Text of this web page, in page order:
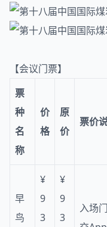
【会议门票】
票
种
名
称
价
格
原
价
票价
早
鸟
¥
9
3
¥
9
3
入场